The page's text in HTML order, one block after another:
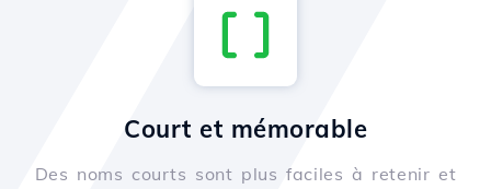
Court et mémorable
Des noms courts sont plus faciles à retenir et